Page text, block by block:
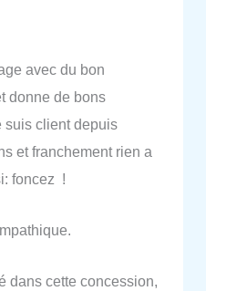
avec du bon
donne de bons
suis client depuis
et franchement rien a
foncez !
dans cette concession,